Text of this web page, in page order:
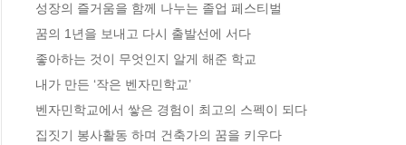
성장의 즐거움을 함께 나누는 졸업 페스티벌
꿈의 1년을 보내고 다시 출발선에 서다
좋아하는 것이 무엇인지 알게 해준 학교
내가 만든 ‘작은 벤자민학교’
벤자민학교에서 쌓은 경험이 최고의 스펙이 되다
집짓기 봉사활동 하며 건축가의 꿈을 키우다